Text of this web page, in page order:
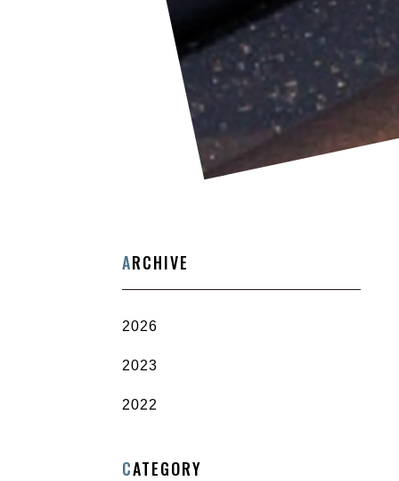
ARCHIVE
2026
2023
2022
CATEGORY